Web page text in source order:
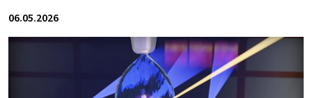
06.05.2026